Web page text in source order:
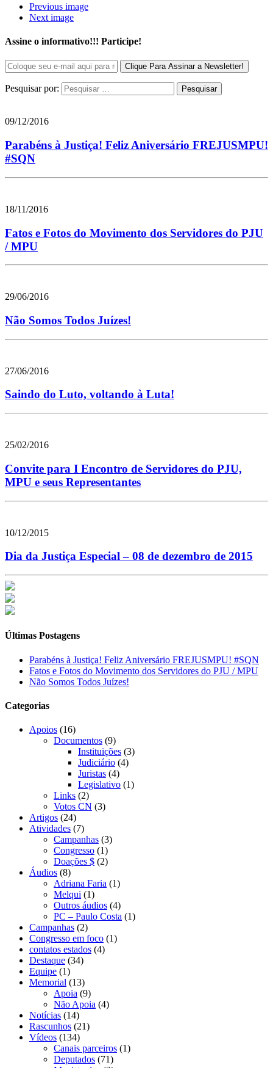
Previous image
Next image
Assine o informativo!!! Participe!
Pesquisar por:
09/12/2016
Parabéns à Justiça! Feliz Aniversário FREJUSMPU!
#SQN
18/11/2016
Fatos e Fotos do Movimento dos Servidores do PJU
/ MPU
29/06/2016
Não Somos Todos Juízes!
27/06/2016
Saindo do Luto, voltando à Luta!
25/02/2016
Convite para I Encontro de Servidores do PJU,
MPU e seus Representantes
10/12/2015
Dia da Justiça Especial – 08 de dezembro de 2015
Últimas Postagens
Parabéns à Justiça! Feliz Aniversário FREJUSMPU! #SQN
Fatos e Fotos do Movimento dos Servidores do PJU / MPU
Não Somos Todos Juízes!
Categorias
Apoios (16)
Documentos (9)
Instituições (3)
Judiciário (4)
Juristas (4)
Legislativo (1)
Links (2)
Votos CN (3)
Artigos (24)
Atividades (7)
Campanhas (3)
Congresso (1)
Doações $ (2)
Áudios (8)
Adriana Faria (1)
Melqui (1)
Outros áudios (4)
PC – Paulo Costa (1)
Campanhas (2)
Congresso em foco (1)
contatos estados (4)
Destaque (34)
Equipe (1)
Memorial (13)
Apoia (9)
Não Apoia (4)
Notícias (14)
Rascunhos (21)
Vídeos (134)
Canais parceiros (1)
Deputados (71)